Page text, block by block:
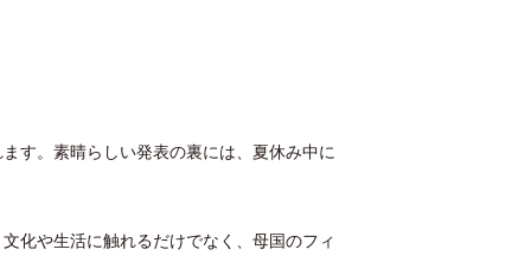
す。素晴らしい発表の裏には、夏休み中に
化や生活に触れるだけでなく、母国のフィ